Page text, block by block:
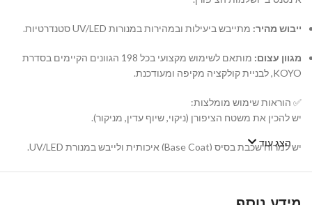
ייבוש מהיר: מתייבש ביעילות ובמהירות במנורות UV/LED סטנדרטיות.
מגוון עצום:
מותאם לשימוש מקצועי בכל 198 הגוונים הקיימים בסדרת
KOYO, לבניית קולקציה מקיפה ומעודכנת.
✅ הוראות שימוש מומלצות:
יש להכין את משטח הציפורן (ניקוי, שיוף עדין, מניקור).
יש למרוח שכבת בסיס (Base Coat) איכותית ולייבש במנורת UV/LED.
יש למרוח שכבה דקה ואחידה של לק ג'ל KOYO ולייבש במנורה. במידת
הצג עוד